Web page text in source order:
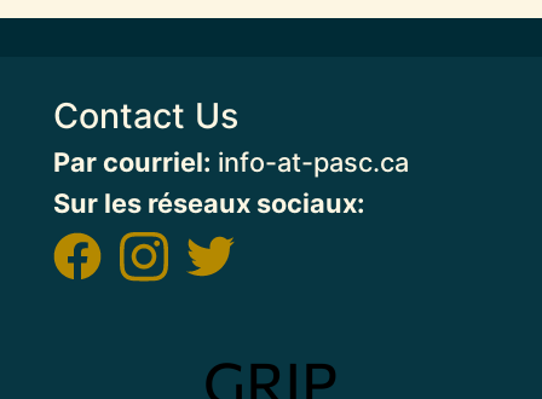
Contact Us
Par courriel: info-at-pasc.ca
Sur les réseaux sociaux: